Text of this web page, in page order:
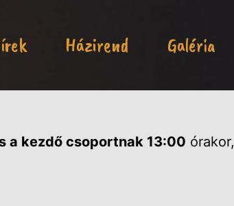
Házirend Galéria
a kezdő csoportnak 13:00 órakor,